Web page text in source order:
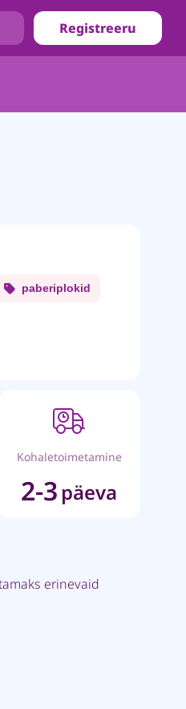
Registreeru
paberiplokid
Kohaletoimetamine
2-3 päeva
erinevaid